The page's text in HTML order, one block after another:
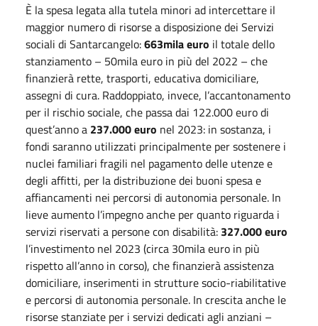
È la spesa legata alla tutela minori ad intercettare il
maggior numero di risorse a disposizione dei Servizi
sociali di Santarcangelo:663mila euro il totale dello
stanziamento – 50mila euro in più del 2022 – che
finanzierà rette, trasporti, educativa domiciliare,
assegni di cura. Raddoppiato, invece, l’accantonamento
per il rischio sociale, che passa dai 122.000 euro di
quest’anno a 237.000 euro nel 2023: in sostanza, i
fondi saranno utilizzati principalmente per sostenere i
nuclei familiari fragili nel pagamento delle utenze e
degli affitti, per la distribuzione dei buoni spesa e
affiancamenti nei percorsi di autonomia personale. In
lieve aumento l’impegno anche per quanto riguarda i
servizi riservati a persone con disabilità: 327.000 euro
l’investimento nel 2023 (circa 30mila euro in più
rispetto all’anno in corso), che finanzierà assistenza
domiciliare, inserimenti in strutture socio-riabilitative
e percorsi di autonomia personale. In crescita anche le
risorse stanziate per i servizi dedicati agli anziani –